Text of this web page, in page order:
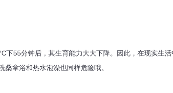
55分钟后，其生育能力大大下降。因此，在现实生活
拿浴和热水泡澡也同样危险哦。